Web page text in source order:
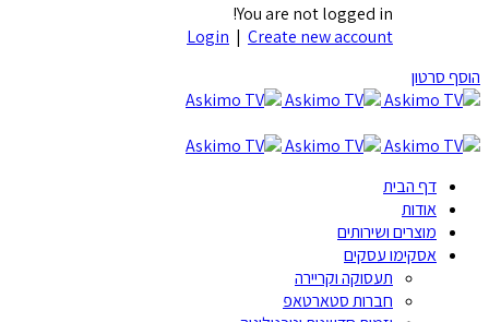
You are not logged in!
Login | Create new account
הוסף סרטון
דף הבית
אודות
מוצרים ושירותים
אסקימו עסקים
תעסוקה וקריירה
חברות סטארטאפ